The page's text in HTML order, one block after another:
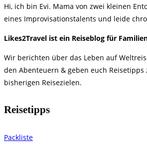
Hi, ich bin Evi. Mama von zwei kleinen
eines Improvisationstalents und leide
​Likes2Travel ist ein Reiseblog für
Wir berichten über das Leben auf
den Abenteuern & geben euch Reisetipps
bisherigen Reisezielen.
Reisetipps
Packliste